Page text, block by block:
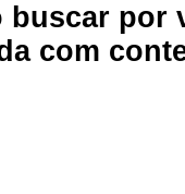
buscar por
com